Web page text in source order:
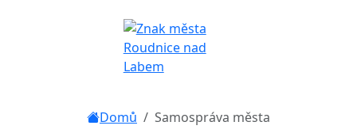
Domů Samospráva města